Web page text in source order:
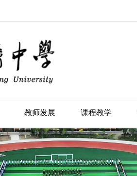
教师发展 课程教学